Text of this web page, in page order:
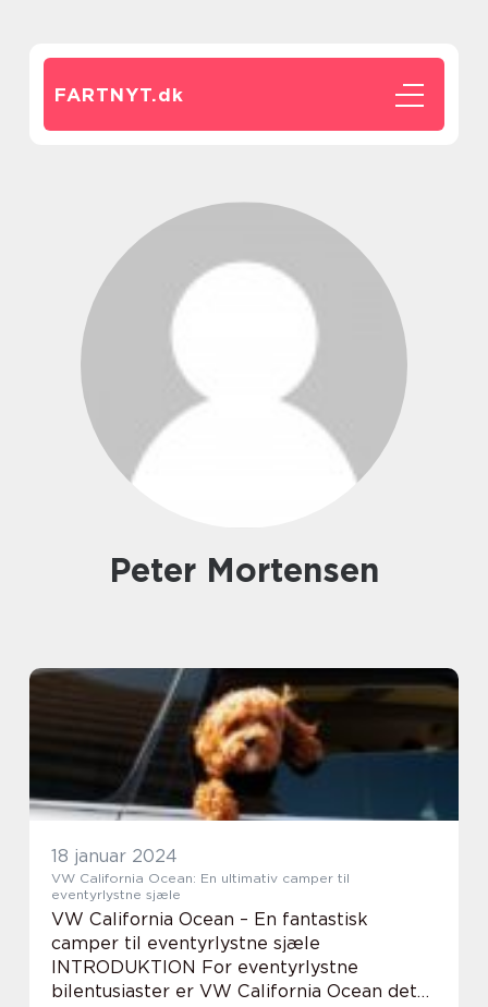
FARTNYT.dk
Peter Mortensen
18 januar 2024
VW California Ocean: En ultimativ camper til
eventyrlystne sjæle
VW California Ocean – En fantastisk
camper til eventyrlystne sjæle
INTRODUKTION For eventyrlystne
bilentusiaster er VW California Ocean det